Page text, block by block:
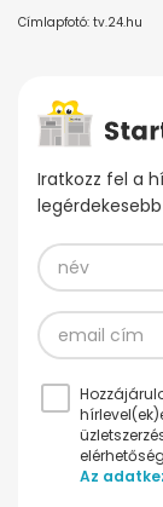
Címlapfotó: tv.24.hu
Iratkozz fel a
Az